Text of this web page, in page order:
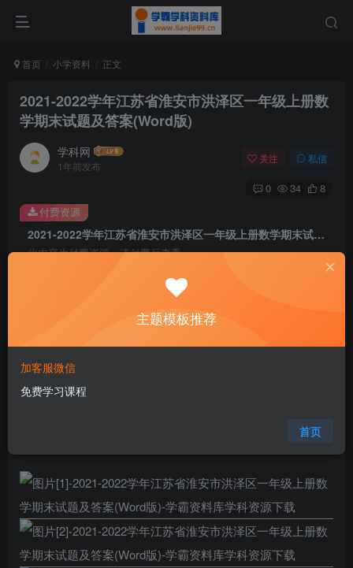
首页 小学资料 正文
2021-2022学年江苏省淮安市洪泽区一年级上册数
学期末试题及答案(Word版)
学科网
1年前发布
关注 私信
0 34 8
2021-2022学年江苏省淮安市洪泽区一年级上册数学期末试题及答案(Word版)
此内容为付费资源，请付费后查看
9.9
免费
暂时无法购买，请与站长联系
357.55 KB
付费资源
主题模板推荐
加客服微信
免费学习课程
首页